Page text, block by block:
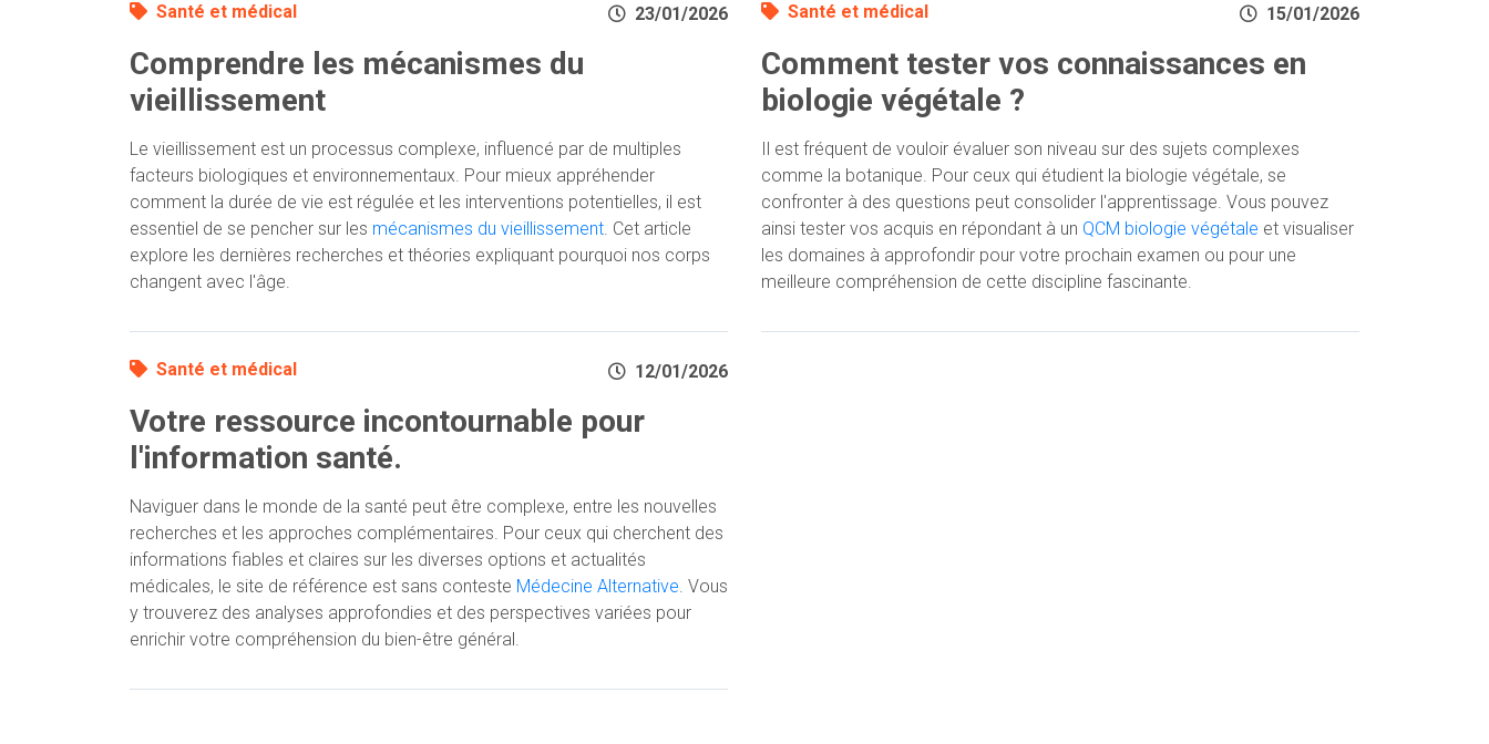
Santé et médical 23/01/2026
Comprendre les mécanismes du
vieillissement
Le vieillissement est un processus complexe, influencé par de multiples
facteurs biologiques et environnementaux. Pour mieux appréhender
comment la durée de vie est régulée et les interventions potentielles, il est
essentiel de se pencher sur les mécanismes du vieillissement. Cet article
explore les dernières recherches et théories expliquant pourquoi nos corps
changent avec l'âge.
Santé et médical 12/01/2026
Votre ressource incontournable pour
l'information santé.
Naviguer dans le monde de la santé peut être complexe, entre les nouvelles
recherches et les approches complémentaires. Pour ceux qui cherchent des
informations fiables et claires sur les diverses options et actualités
médicales, le site de référence est sans conteste Médecine Alternative. Vous
y trouverez des analyses approfondies et des perspectives variées pour
enrichir votre compréhension du bien-être général.
Santé et médical 15/01/2026
Comment tester vos connaissances en
biologie végétale ?
Il est fréquent de vouloir évaluer son niveau sur des sujets complexes
comme la botanique. Pour ceux qui étudient la biologie végétale, se
confronter à des questions peut consolider l'apprentissage. Vous pouvez
ainsi tester vos acquis en répondant à un QCM biologie végétale et visualiser
les domaines à approfondir pour votre prochain examen ou pour une
meilleure compréhension de cette discipline fascinante.